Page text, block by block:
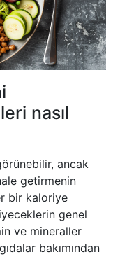
nasıl
ancak
getirmenin
bir kaloriye
genel
ve mineraller
bakımından